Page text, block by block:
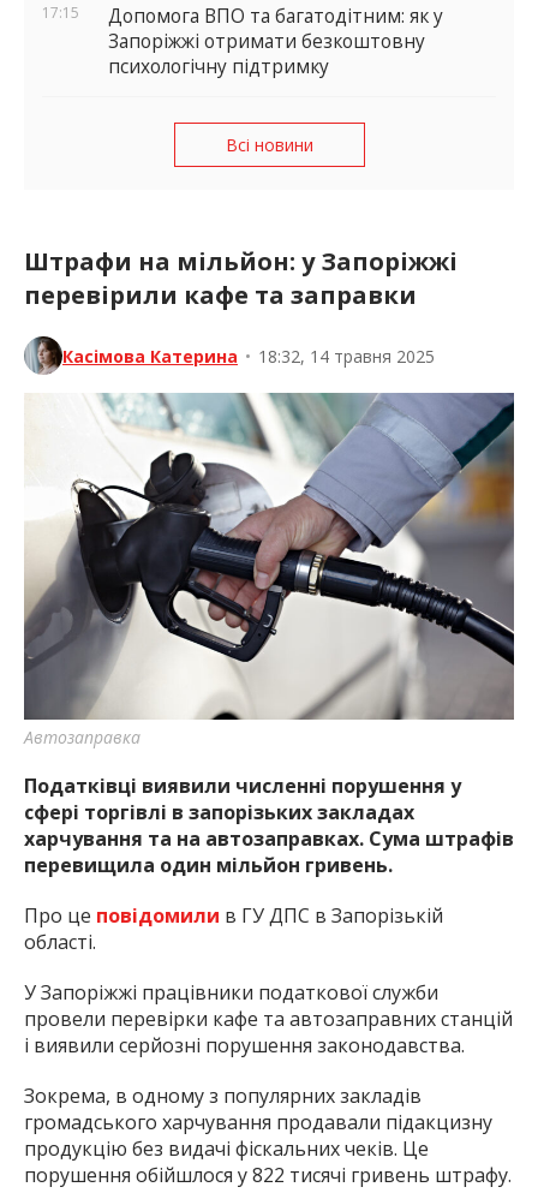
17:15
Допомога ВПО та багатодітним: як у
Запоріжжі отримати безкоштовну
психологічну підтримку
Всі новини
Штрафи на мільйон: у Запоріжжі
перевірили кафе та заправки
Касімова Катерина • 18:32, 14 травня 2025
Автозаправка
Податківці виявили численні порушення у
сфері торгівлі в запорізьких закладах
харчування та на автозаправках. Сума штрафів
перевищила один мільйон гривень.
Про це повідомили в ГУ ДПС в Запорізькій
області.
У Запоріжжі працівники податкової служби
провели перевірки кафе та автозаправних станцій
і виявили серйозні порушення законодавства.
Зокрема, в одному з популярних закладів
громадського харчування продавали підакцизну
продукцію без видачі фіскальних чеків. Це
порушення обійшлося у 822 тисячі гривень штрафу.